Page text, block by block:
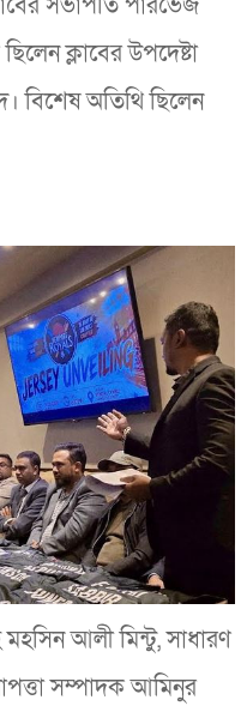
ক্লাবের উপদেষ্টা
বিশেষ অতিথি ছিলেন
আলী মিন্টু, সাধারণ
সম্পাদক আমিনুর